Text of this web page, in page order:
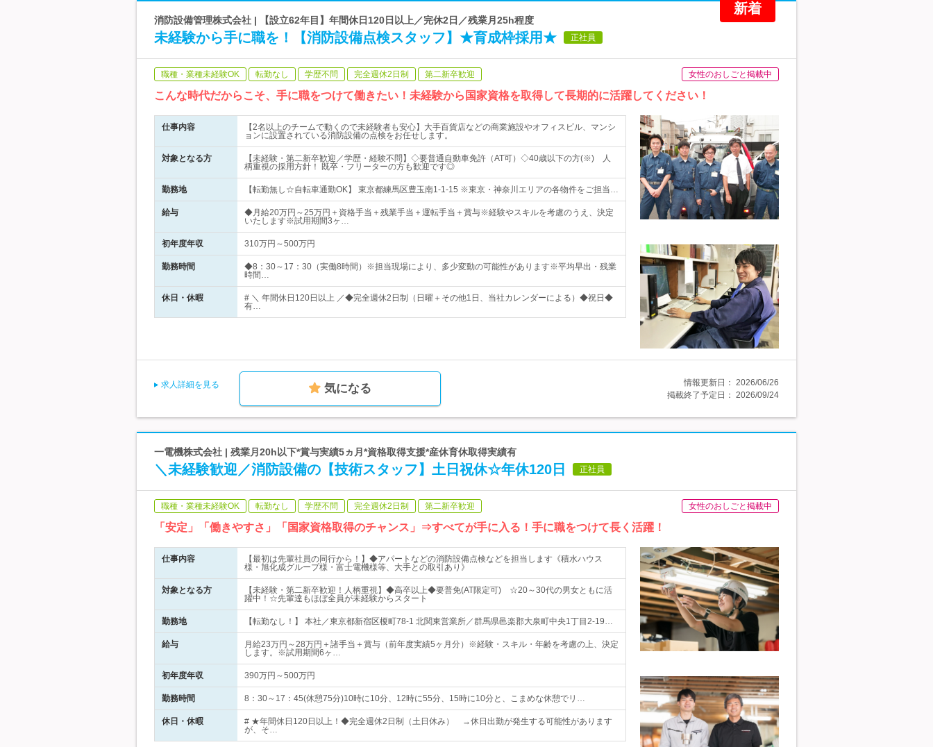
新着
消防設備管理株式会社 | 【設立62年目】年間休日120日以上／完休2日／残業月25h程度
未経験から手に職を！【消防設備点検スタッフ】★育成枠採用★ 正社員
職種・業種未経験OK 転勤なし 学歴不問 完全週休2日制 第二新卒歓迎 女性のおしごと掲載中
こんな時代だからこそ、手に職をつけて働きたい！未経験から国家資格を取得して長期的に活躍してください！
仕事内容
【2名以上のチームで動くので未経験者も安心】大手百貨店などの商業施設やオフィスビル、マンシ
ョンに設置されている消防設備の点検をお任せします。
対象となる方
【未経験・第二新卒歓迎／学歴・経験不問】◇要普通自動車免許（AT可）◇40歳以下の方(※) 人
柄重視の採用方針！ 既卒・フリーターの方も歓迎です◎
勤務地 【転勤無し☆自転車通勤OK】 東京都練馬区豊玉南1-1-15 ※東京・神奈川エリアの各物件をご担当…
給与
◆月給20万円～25万円＋資格手当＋残業手当＋運転手当＋賞与※経験やスキルを考慮のうえ、決定
いたします※試用期間3ヶ…
初年度年収 310万円～500万円
勤務時間
◆8：30～17：30（実働8時間）※担当現場により、多少変動の可能性があります※平均早出・残業
時間…
休日・休暇
# ＼ 年間休日120日以上 ／◆完全週休2日制（日曜＋その他1日、当社カレンダーによる）◆祝日◆
有…
求人詳細を見る 気になる 情報更新日： 2026/06/26
掲載終了予定日： 2026/09/24
一電機株式会社 | 残業月20h以下*賞与実績5ヵ月*資格取得支援*産休育休取得実績有
＼未経験歓迎／消防設備の【技術スタッフ】土日祝休☆年休120日 正社員
職種・業種未経験OK 転勤なし 学歴不問 完全週休2日制 第二新卒歓迎 女性のおしごと掲載中
「安定」「働きやすさ」「国家資格取得のチャンス」⇒すべてが手に入る！手に職をつけて長く活躍！
仕事内容
【最初は先輩社員の同行から！】◆アパートなどの消防設備点検などを担当します《積水ハウス
様・旭化成グループ様・富士電機様等、大手との取引あり》
対象となる方
【未経験・第二新卒歓迎！人柄重視】◆高卒以上◆要普免(AT限定可) ☆20～30代の男女ともに活
躍中！☆先輩達もほぼ全員が未経験からスタート
勤務地 【転勤なし！】 本社／東京都新宿区榎町78-1 北関東営業所／群馬県邑楽郡大泉町中央1丁目2-19…
給与
月給23万円～28万円＋諸手当＋賞与（前年度実績5ヶ月分）※経験・スキル・年齢を考慮の上、決定
します。※試用期間6ヶ…
初年度年収 390万円～500万円
勤務時間 8：30～17：45(休憩75分)10時に10分、12時に55分、15時に10分と、こまめな休憩でリ…
休日・休暇
# ★年間休日120日以上！◆完全週休2日制（土日休み） →休日出勤が発生する可能性があります
が、そ…